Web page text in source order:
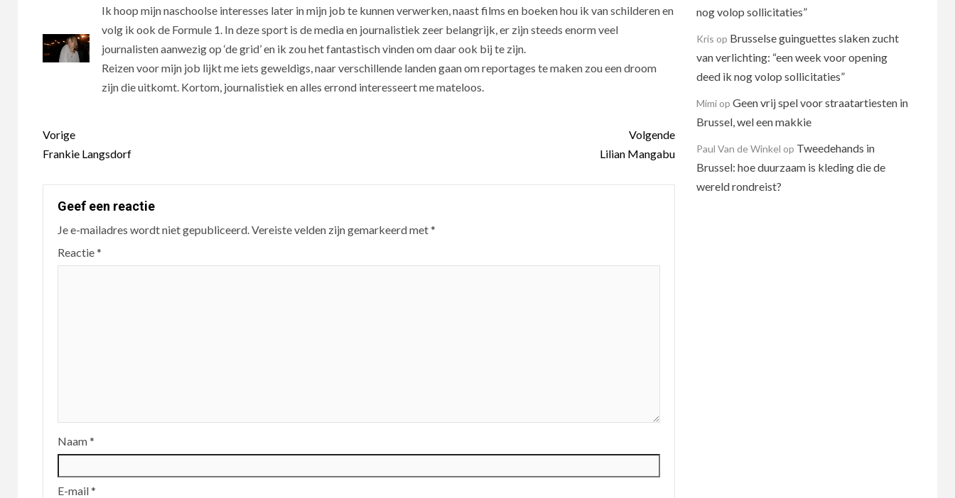
Ik hoop mijn naschoolse interesses later in mijn job te kunnen verwerken, naast films en boeken hou ik van schilderen en
volg ik ook de Formule 1. In deze sport is de media en journalistiek zeer belangrijk, er zijn steeds enorm veel
journalisten aanwezig op ‘de grid’ en ik zou het fantastisch vinden om daar ook bij te zijn.
Reizen voor mijn job lijkt me iets geweldigs, naar verschillende landen gaan om reportages te maken zou een droom
zijn die uitkomt. Kortom, journalistiek en alles errond interesseert me mateloos.
Berichtnavigatie
Vorige
Frankie Langsdorf
Volgende
Lilian Mangabu
Geef een reactie
Je e-mailadres wordt niet gepubliceerd.Vereiste velden zijn gemarkeerd met*
Reactie*
Naam*
E-mail*
nog volop sollicitaties”
Kris op Brusselse guinguettes slaken zucht
van verlichting: “een week voor opening
deed ik nog volop sollicitaties”
Mimiop Geen vrij spel voor straatartiesten in
Brussel, wel een makkie
Paul Van de Winkel op Tweedehands in
Brussel: hoe duurzaam is kleding die de
wereld rondreist?